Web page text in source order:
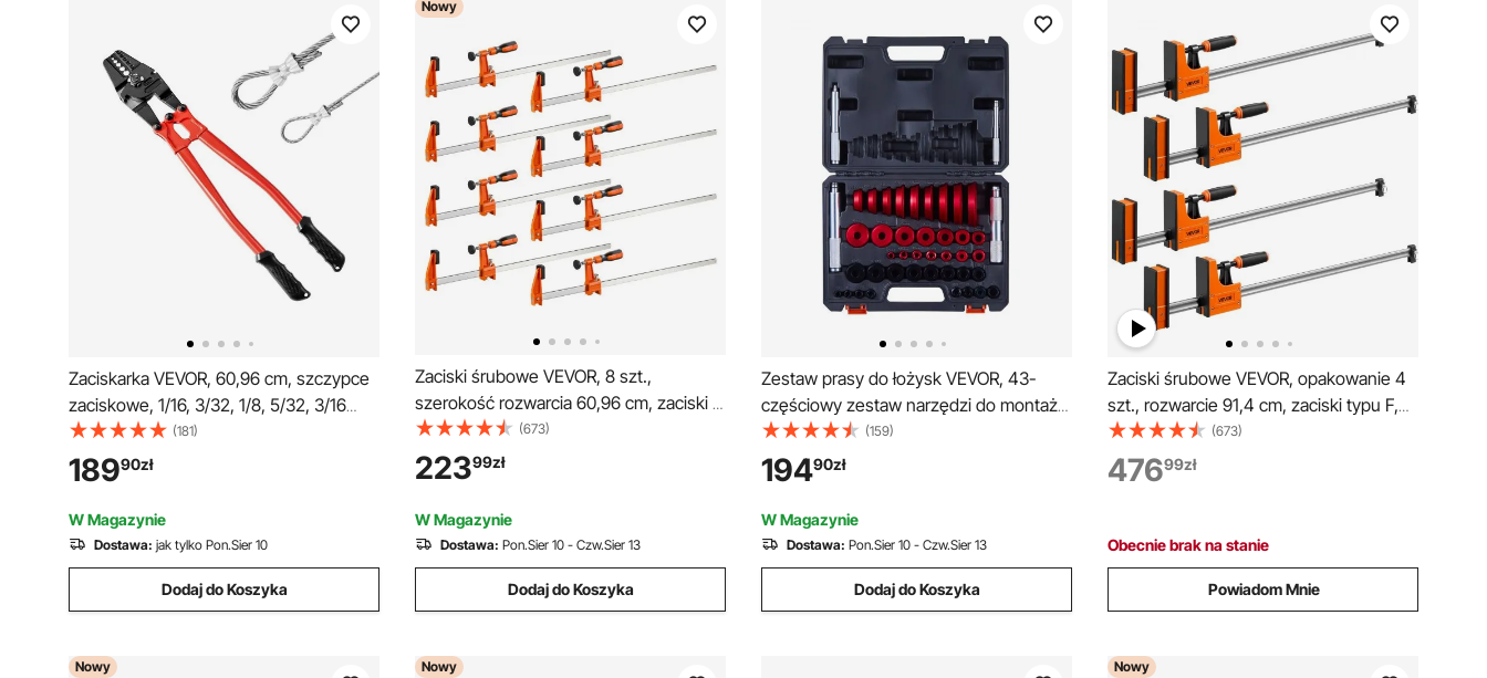
Zaciskarka VEVOR, 60,96 cm, szczypce
zaciskowe, 1/16, 3/32, 1/8, 5/32, 3/16
cala, 2 w 1, ręczne narzędzie do
zaciskania, szczypce do zaciskania
końcówek kablowych ze stali stopowej,
zestaw szczypiec zaciskowych z
izolowaną rękojeścią
(181)
18990zł
W Magazynie
Dostawa: jak tylko Pon.Sier 10
Dodaj do Koszyka
Nowy
Zaciski śrubowe VEVOR, 8 szt.,
szerokość rozwarcia 60,96 cm, zaciski F,
272 kg Zaciski zaciskowe z podkładką
plastikową i mechanizmem
samoblokującym, żeliwo i stal węglowa,
do obróbki drewna i metalu
(673)
22399zł
W Magazynie
Dostawa: Pon.Sier 10 - Czw.Sier 13
Dodaj do Koszyka
Zestaw prasy do łożysk VEVOR, 43-
częściowy zestaw narzędzi do montażu
uszczelek bieżni łożysk z 39 tulejami i
wałkami zaciskowymi, zestaw narzędzi
do montażu tulei, do demontażu i
montażu, wykonany ze stopu
aluminium, z walizką
(159)
19490zł
W Magazynie
Dostawa: Pon.Sier 10 - Czw.Sier 13
Dodaj do Koszyka
Zaciski śrubowe VEVOR, opakowanie 4
szt., rozwarcie 91,4 cm, zaciski typu F,
680 kg, funkcja zaciskania/rozpierania w
dwóch kierunkach, miękkie gumowe
nóżki, pręt ze stali węglowej, do obróbki
(673)
47699zł
Obecnie brak na stanie
Powiadom Mnie
Nowy Nowy Nowy